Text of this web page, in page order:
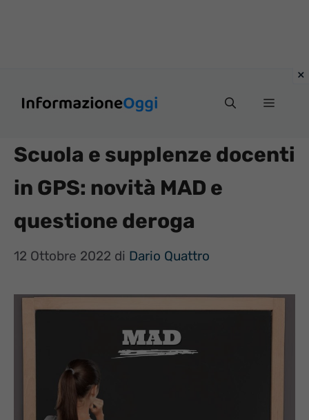
Menu
Scuola e supplenze docenti
in GPS: novità MAD e
questione deroga
12 Ottobre 2022 di Dario Quattro